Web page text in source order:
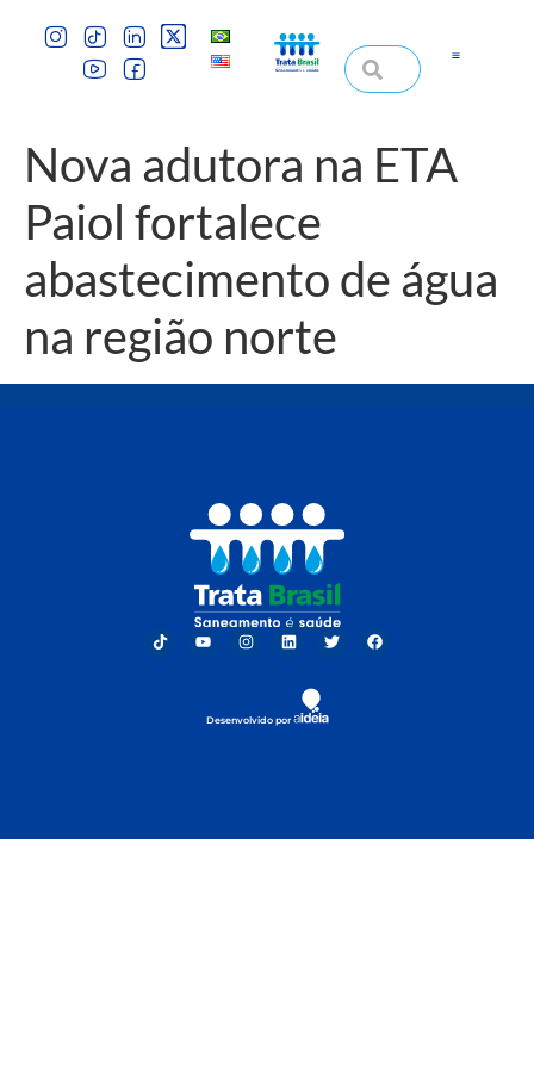
Nova adutora na ETA
Paiol fortalece
abastecimento de água
na região norte
Desenvolvido por